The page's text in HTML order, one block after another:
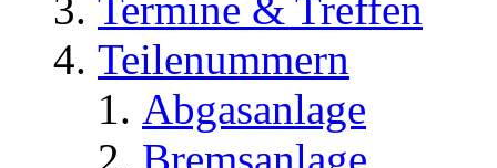
Teilenummern
Abgasanlage